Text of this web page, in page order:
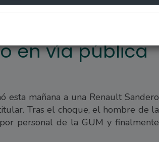
en vía pública
esta mañana a una Renault Sandero
Tras el choque, el hombre de la
personal de la GUM y finalmente